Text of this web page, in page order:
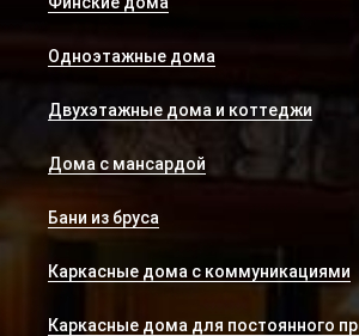
Одноэтажные дома
Двухэтажные дома и коттеджи
Дома с мансардой
Бани из бруса
Каркасные дома с коммуникациями
Каркасные дома для постоянного